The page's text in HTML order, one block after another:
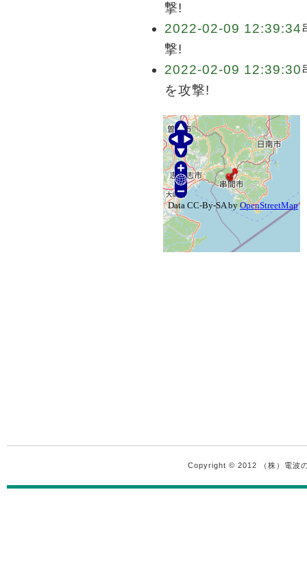
撃!
2022-02-09 12:39:34
撃!
2022-02-09 12:39:30
を攻撃!
Copyright © 2012 （株）電波